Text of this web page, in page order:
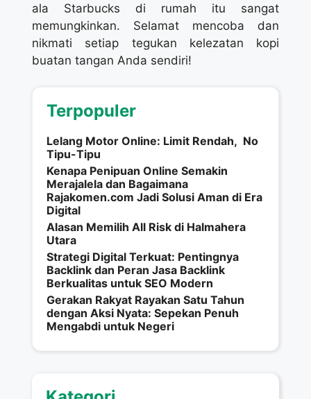
ala Starbucks di rumah itu sangat
memungkinkan. Selamat mencoba dan
nikmati setiap tegukan kelezatan kopi
buatan tangan Anda sendiri!
Terpopuler
Lelang Motor Online: Limit Rendah, No
Tipu-Tipu
Kenapa Penipuan Online Semakin
Merajalela dan Bagaimana
Rajakomen.com Jadi Solusi Aman di Era
Digital
Alasan Memilih All Risk di Halmahera
Utara
Strategi Digital Terkuat: Pentingnya
Backlink dan Peran Jasa Backlink
Berkualitas untuk SEO Modern
Gerakan Rakyat Rayakan Satu Tahun
dengan Aksi Nyata: Sepekan Penuh
Mengabdi untuk Negeri